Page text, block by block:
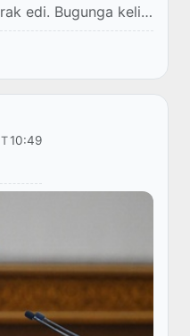
edi. Bugunga kelib
maishiy
ichi...
10:49